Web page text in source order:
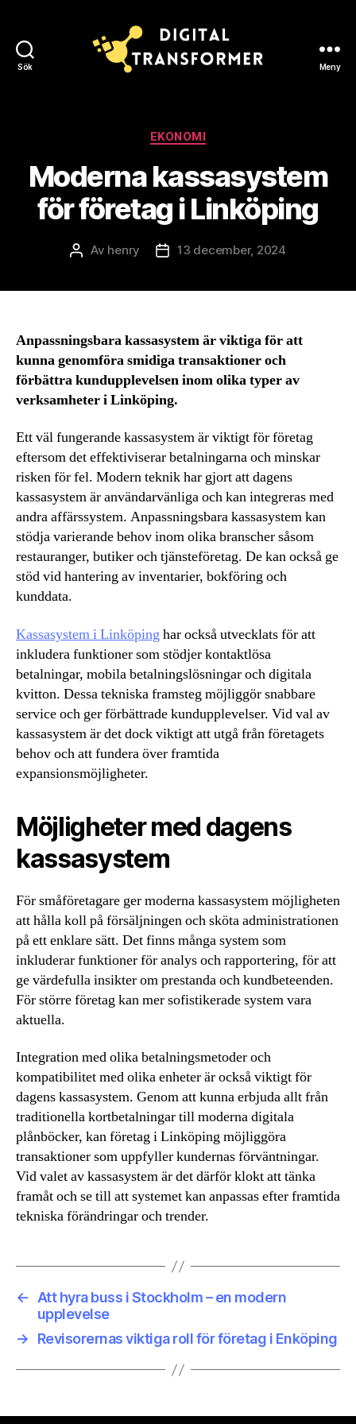
Sök Meny
Kategorier
EKONOMI
Moderna kassasystem
för företag i Linköping
Inläggsförfattare
Av henry Inläggsdatum
13 december, 2024
Anpassningsbara kassasystem är viktiga för att
kunna genomföra smidiga transaktioner och
förbättra kundupplevelsen inom olika typer av
verksamheter i Linköping.
Ett väl fungerande kassasystem är viktigt för företag
eftersom det effektiviserar betalningarna och minskar
risken för fel. Modern teknik har gjort att dagens
kassasystem är användarvänliga och kan integreras med
andra affärssystem. Anpassningsbara kassasystem kan
stödja varierande behov inom olika branscher såsom
restauranger, butiker och tjänsteföretag. De kan också ge
stöd vid hantering av inventarier, bokföring och
kunddata.
Kassasystem i Linköping har också utvecklats för att
inkludera funktioner som stödjer kontaktlösa
betalningar, mobila betalningslösningar och digitala
kvitton. Dessa tekniska framsteg möjliggör snabbare
service och ger förbättrade kundupplevelser. Vid val av
kassasystem är det dock viktigt att utgå från företagets
behov och att fundera över framtida
expansionsmöjligheter.
Möjligheter med dagens
kassasystem
För småföretagare ger moderna kassasystem möjligheten
att hålla koll på försäljningen och sköta administrationen
på ett enklare sätt. Det finns många system som
inkluderar funktioner för analys och rapportering, för att
ge värdefulla insikter om prestanda och kundbeteenden.
För större företag kan mer sofistikerade system vara
aktuella.
Integration med olika betalningsmetoder och
kompatibilitet med olika enheter är också viktigt för
dagens kassasystem. Genom att kunna erbjuda allt från
traditionella kortbetalningar till moderna digitala
plånböcker, kan företag i Linköping möjliggöra
transaktioner som uppfyller kundernas förväntningar.
Vid valet av kassasystem är det därför klokt att tänka
framåt och se till att systemet kan anpassas efter framtida
tekniska förändringar och trender.
←
Att hyra buss i Stockholm – en modern
upplevelse
→
Revisorernas viktiga roll för företag i Enköping